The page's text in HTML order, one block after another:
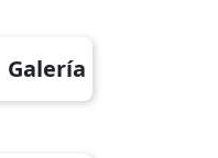
Galería